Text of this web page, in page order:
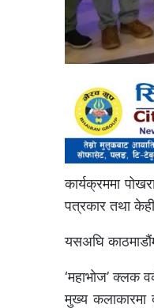
कार्यक्रममा
पत्रकार तथा
यसअघि
‘महाभोज’ क्लक
मुख्य कलाकारमा